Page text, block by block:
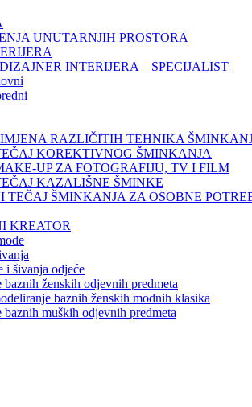
UNUTARNJIH PROSTORA
INTERIJERA – SPECIJALIST
RAZLIČITIH TEHNIKA
KOREKTIVNOG ŠMINKANJA
UP ZA FOTOGRAFIJU, TV I FILM
KAZALIŠNE ŠMINKE
TEČAJ ŠMINKANJA ZA OSOBNE
KREATOR
i šivanja odjeće
ženskih odjevnih predmeta
baznih ženskih modnih klasika
muških odjevnih predmeta